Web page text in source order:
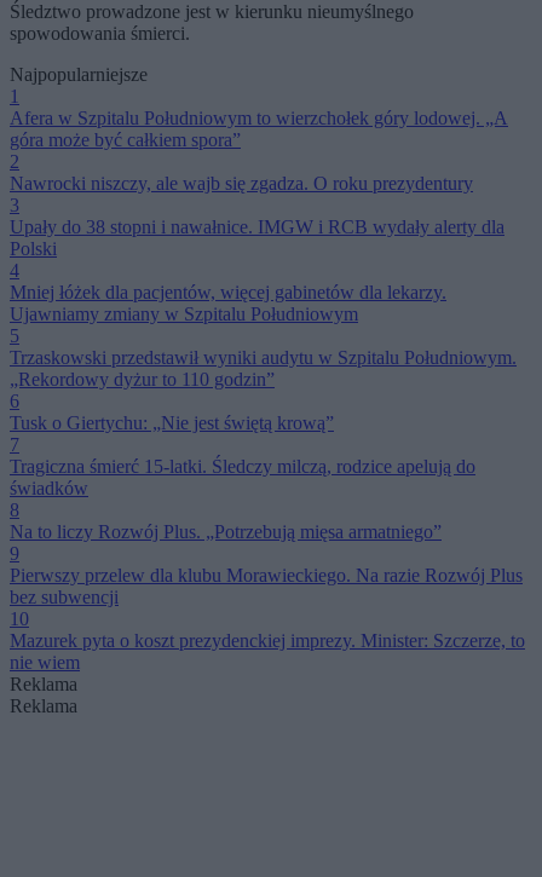
Śledztwo prowadzone jest w kierunku nieumyślnego
spowodowania śmierci.
Najpopularniejsze
1
Afera w Szpitalu Południowym to wierzchołek góry lodowej. „A
góra może być całkiem spora”
2
Nawrocki niszczy, ale wajb się zgadza. O roku prezydentury
3
Upały do 38 stopni i nawałnice. IMGW i RCB wydały alerty dla
Polski
4
Mniej łóżek dla pacjentów, więcej gabinetów dla lekarzy.
Ujawniamy zmiany w Szpitalu Południowym
5
Trzaskowski przedstawił wyniki audytu w Szpitalu Południowym.
„Rekordowy dyżur to 110 godzin”
6
Tusk o Giertychu: „Nie jest świętą krową”
7
Tragiczna śmierć 15-latki. Śledczy milczą, rodzice apelują do
świadków
8
Na to liczy Rozwój Plus. „Potrzebują mięsa armatniego”
9
Pierwszy przelew dla klubu Morawieckiego. Na razie Rozwój Plus
bez subwencji
10
Mazurek pyta o koszt prezydenckiej imprezy. Minister: Szczerze, to
nie wiem
Reklama
Reklama